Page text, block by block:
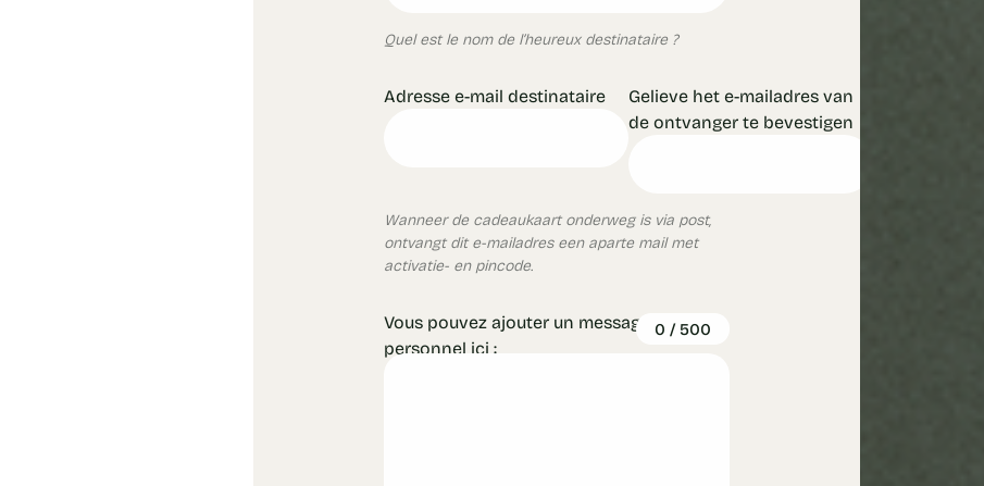
Quel est le nom de l’heureux destinataire ?
Adresse e-mail destinataire
Gelieve het e-mailadres van
de ontvanger te bevestigen
Wanneer de cadeaukaart onderweg is via post,
ontvangt dit e-mailadres een aparte mail met
activatie- en pincode.
Vous pouvez ajouter un message
personnel ici :
0 /500